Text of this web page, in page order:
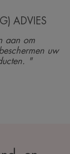
ADVIES
aan om
uw
"